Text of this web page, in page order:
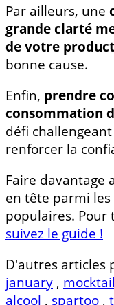
Par ailleurs, une
grande clarté
de votre
bonne cause.
Enfin, prendre
consommation
défi
renforcer la
Faire davantage
en tête parmi
populaires. Pour
suivez le guide !
D'autres articles
january , mocktail
alcool , spartoo ,